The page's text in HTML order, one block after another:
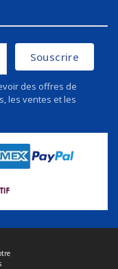
Souscrire
des offres de
les ventes et les